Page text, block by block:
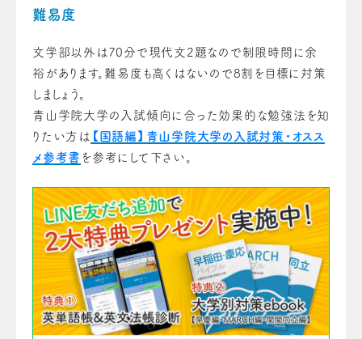
難易度
文学部以外は70分で現代文2題なので制限時間に余
裕があります。難易度も高くはないので8割を目標に対策
しましょう。
青山学院大学の入試傾向に合った効果的な勉強法を知
りたい方は 【国語編】青山学院大学の入試対策・オスス
メ参考書 を参考にして下さい。